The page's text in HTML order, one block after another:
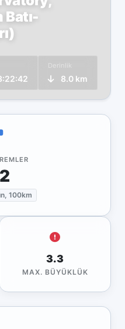
Derinlik
8.0 km
100km
3.3
MAX. BÜYÜKLÜK